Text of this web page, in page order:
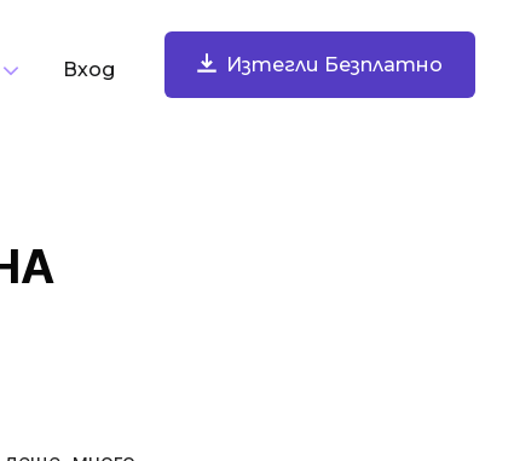
Вход Изтегли Безплатно
Записвайте екрана си, уеб камерата, микрофона и
звука на компютъра. Споделяйте мигновено.